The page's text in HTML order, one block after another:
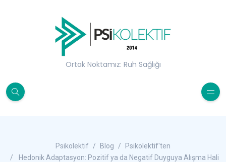
Ortak Noktamız: Ruh Sağlığı
Psikolektif Blog
Psikolektif'ten
Hedonik Adaptasyon: Pozitif ya da Negatif Duyguya Alışma Hali